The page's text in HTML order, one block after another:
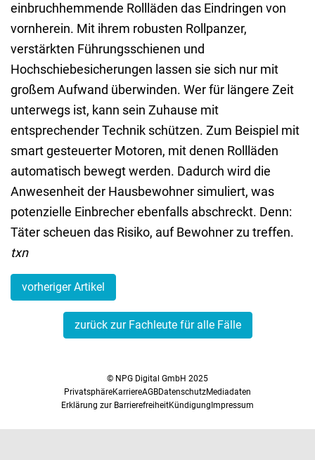
einbruchhemmende Rollläden das Eindringen von
vornherein. Mit ihrem robusten Rollpanzer,
verstärkten Führungsschienen und
Hochschiebesicherungen lassen sie sich nur mit
großem Aufwand überwinden. Wer für längere Zeit
unterwegs ist, kann sein Zuhause mit
entsprechender Technik schützen. Zum Beispiel mit
smart gesteuerter Motoren, mit denen Rollläden
automatisch bewegt werden. Dadurch wird die
Anwesenheit der Hausbewohner simuliert, was
potenzielle Einbrecher ebenfalls abschreckt. Denn:
Täter scheuen das Risiko, auf Bewohner zu treffen.
txn
vorheriger Artikel
zurück zur Fachleute für alle Fälle
© NPG Digital GmbH 2025
PrivatsphäreKarriereAGBDatenschutzMediadaten
Erklärung zur BarrierefreiheitKündigung Impressum